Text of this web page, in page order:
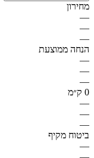
מחירון
—
—
—
הנחה ממוצעת
—
—
—
0 ק״מ
—
—
—
ביטוח מקיף
—